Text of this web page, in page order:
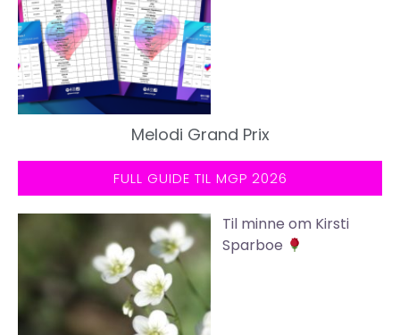
Melodi Grand Prix
FULL GUIDE TIL MGP 2026
Til minne om Kirsti
Sparboe